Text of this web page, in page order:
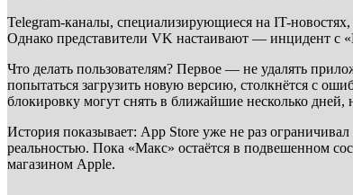
Telegram-каналы, специализирующиеся на IT-
Однако представители VK настаивают — инцидент с
Что делать пользователям? Первое — не удалять
попытаться загрузить новую версию, столкнётся с
блокировку могут снять в ближайшие несколько дней,
История показывает: App Store уже не раз
реальностью. Пока «Макс» остаётся в подвешенном
магазином Apple.